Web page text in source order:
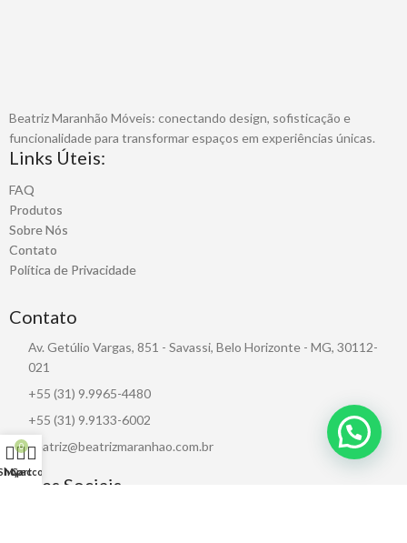
Beatriz Maranhão Móveis: conectando design, sofisticação e
funcionalidade para transformar espaços em experiências únicas.
Links Úteis:
FAQ
Produtos
Sobre Nós
Contato
Política de Privacidade
Contato
Av. Getúlio Vargas, 851 - Savassi, Belo Horizonte - MG, 30112-
021
+55 (31) 9.9965-4480
+55 (31) 9.9133-6002
beatriz@beatrizmaranhao.com.br
Redes Sociais
0
Cart
My account